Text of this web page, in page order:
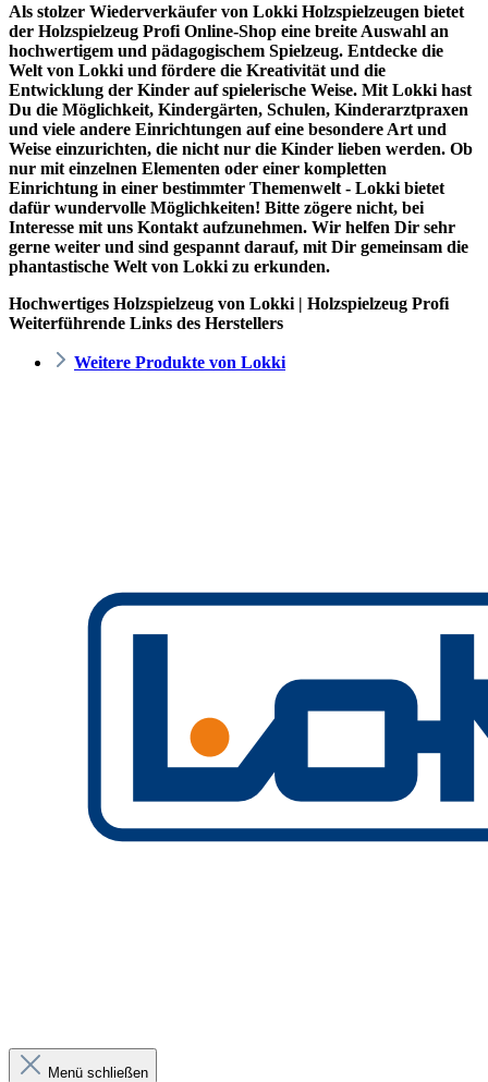
Als stolzer Wiederverkäufer von Lokki Holzspielzeugen bietet
der Holzspielzeug Profi Online-Shop eine breite Auswahl an
hochwertigem und pädagogischem Spielzeug. Entdecke die
Welt von Lokki und fördere die Kreativität und die
Entwicklung der Kinder auf spielerische Weise. Mit Lokki hast
Du die Möglichkeit, Kindergärten, Schulen, Kinderarztpraxen
und viele andere Einrichtungen auf eine besondere Art und
Weise einzurichten, die nicht nur die Kinder lieben werden. Ob
nur mit einzelnen Elementen oder einer kompletten
Einrichtung in einer bestimmter Themenwelt - Lokki bietet
dafür wundervolle Möglichkeiten! Bitte zögere nicht, bei
Interesse mit uns Kontakt aufzunehmen. Wir helfen Dir sehr
gerne weiter und sind gespannt darauf, mit Dir gemeinsam die
phantastische Welt von Lokki zu erkunden.
Hochwertiges Holzspielzeug von Lokki | Holzspielzeug Profi
Weiterführende Links des Herstellers
Weitere Produkte von Lokki
Menü schließen